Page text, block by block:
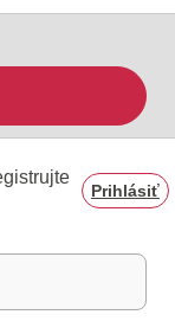
Prihlásiť